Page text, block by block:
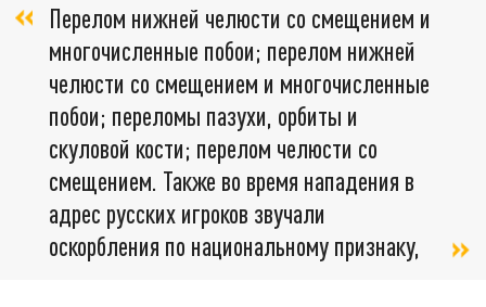
Перелом нижней челюсти со смещением и
многочисленные побои; перелом нижней
челюсти со смещением и многочисленные
побои; переломы пазухи, орбиты и
скуловой кости; перелом челюсти со
смещением. Также во время нападения в
адрес русских игроков звучали
оскорбления по национальному признаку,